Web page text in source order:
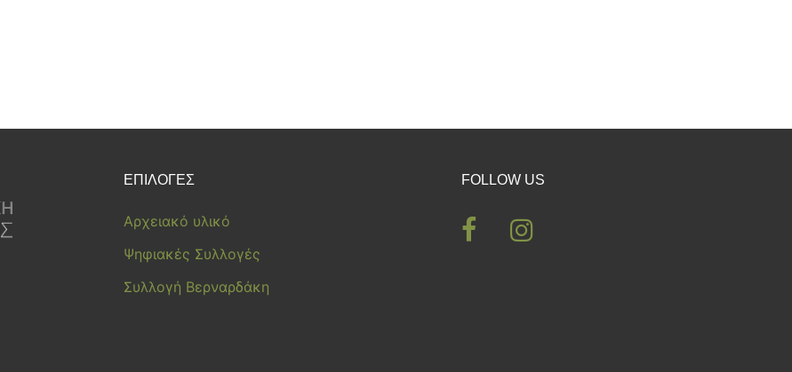
ΕΠΙΛΟΓΕΣ
Αρχειακό υλικό
Ψηφιακές Συλλογές
Συλλογή Βερναρδάκη
FOLLOW US